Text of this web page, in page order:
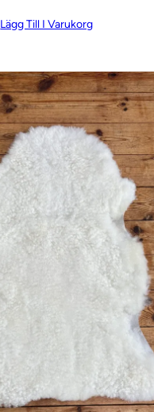
Lägg Till I Varukorg